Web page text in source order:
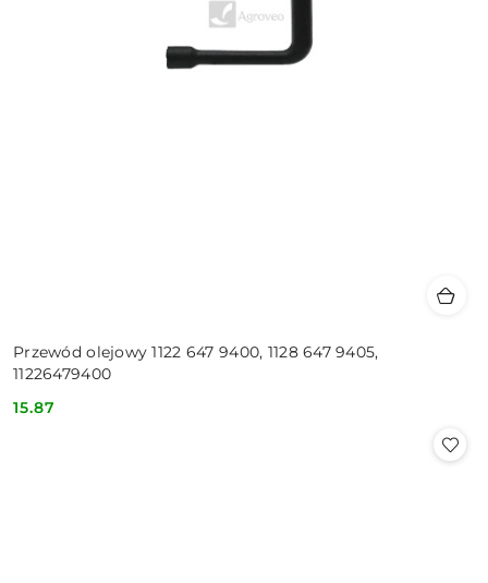
Przewód olejowy 1122 647 9400, 1128 647 9405,
11226479400
Cena:
15.87